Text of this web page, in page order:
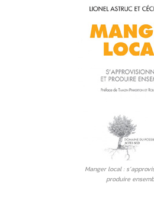
Manger local :
produire